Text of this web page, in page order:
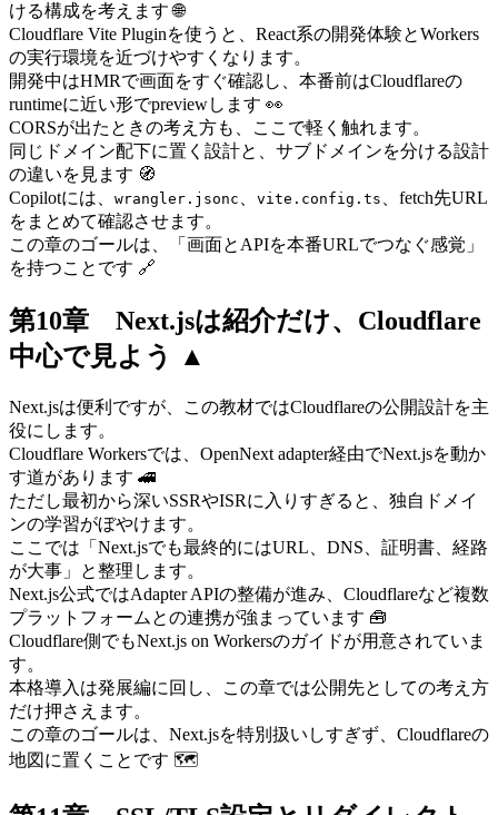
ける構成を考えます 🌐
Cloudflare Vite Pluginを使うと、React系の開発体験とWorkers
の実行環境を近づけやすくなります。
開発中はHMRで画面をすぐ確認し、本番前はCloudflareの
runtimeに近い形でpreviewします 👀
CORSが出たときの考え方も、ここで軽く触れます。
同じドメイン配下に置く設計と、サブドメインを分ける設計
の違いを見ます 🧭
Copilotには、 wrangler.jsonc vite.config.ts
、fetch先URL
をまとめて確認させます。
この章のゴールは、「画面とAPIを本番URLでつなぐ感覚」
を持つことです 🔗
第10章 Next.jsは紹介だけ、Cloudflare
中心で見よう ▲
Next.jsは便利ですが、この教材ではCloudflareの公開設計を主
役にします。
Cloudflare Workersでは、OpenNext adapter経由でNext.jsを動か
す道があります 🚄
ただし最初から深いSSRやISRに入りすぎると、独自ドメイ
ンの学習がぼやけます。
ここでは「Next.jsでも最終的にはURL、DNS、証明書、経路
が大事」と整理します。
Next.js公式ではAdapter APIの整備が進み、Cloudflareなど複数
プラットフォームとの連携が強まっています 🧰
Cloudflare側でもNext.js on Workersのガイドが用意されていま
す。
本格導入は発展編に回し、この章では公開先としての考え方
だけ押さえます。
この章のゴールは、Next.jsを特別扱いしすぎず、Cloudflareの
地図に置くことです 🗺️